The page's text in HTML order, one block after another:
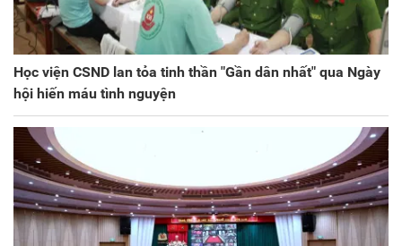
Học viện CSND lan tỏa tinh thần "Gần dân nhất" qua Ngày
hội hiến máu tình nguyện